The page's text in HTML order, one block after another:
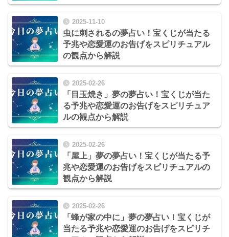
2025-11-10
虫に刺されるの夢占い！宝くじが当たる
予兆や恋愛運のお告げをスピリチュアル
の観点から解説
2025-02-26
「目玉焼き」夢の夢占い！宝くじが当た
る予兆や恋愛運のお告げをスピリチュア
ルの観点から解説
2025-02-26
「屋上」夢の夢占い！宝くじが当たる予
兆や恋愛運のお告げをスピリチュアルの
観点から解説
2025-02-26
「蜂が家の中に」夢の夢占い！宝くじが
当たる予兆や恋愛運のお告げをスピリチ